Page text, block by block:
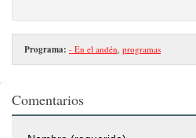
Programa: - En el andén, programas
Comentarios